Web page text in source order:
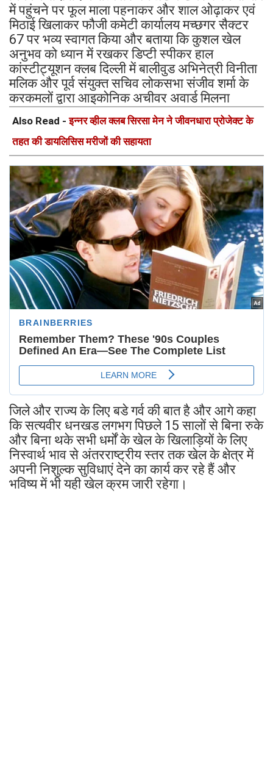
में पहुंचने पर फूल माला पहनाकर और शाल ओढ़ाकर एवं
मिठाई खिलाकर फौजी कमेटी कार्यालय मच्छगर सैक्टर
67 पर भव्य स्वागत किया और बताया कि कुशल खेल
अनुभव को ध्यान में रखकर डिप्टी स्पीकर हाल
कांस्टीट्यूशन क्लब दिल्ली में बालीवुड अभिनेत्री विनीता
मलिक और पूर्व संयुक्त सचिव लोकसभा संजीव शर्मा के
करकमलों द्वारा आइकोनिक अचीवर अवार्ड मिलना
Also Read -इन्नर व्हील क्लब सिरसा मेन ने जीवनधारा प्रोजेक्ट के
तहत की डायलिसिस मरीजों की सहायता
जिले और राज्य के लिए बडे गर्व की बात है और आगे कहा
कि सत्यवीर धनखड लगभग पिछले 15 सालों से बिना रुके
और बिना थके सभी धर्मों के खेल के खिलाड़ियों के लिए
निस्वार्थ भाव से अंतरराष्ट्रीय स्तर तक खेल के क्षेत्र में
अपनी निशुल्क सुविधाएं देने का कार्य कर रहे हैं और
भविष्य में भी यही खेल क्रम जारी रहेगा।